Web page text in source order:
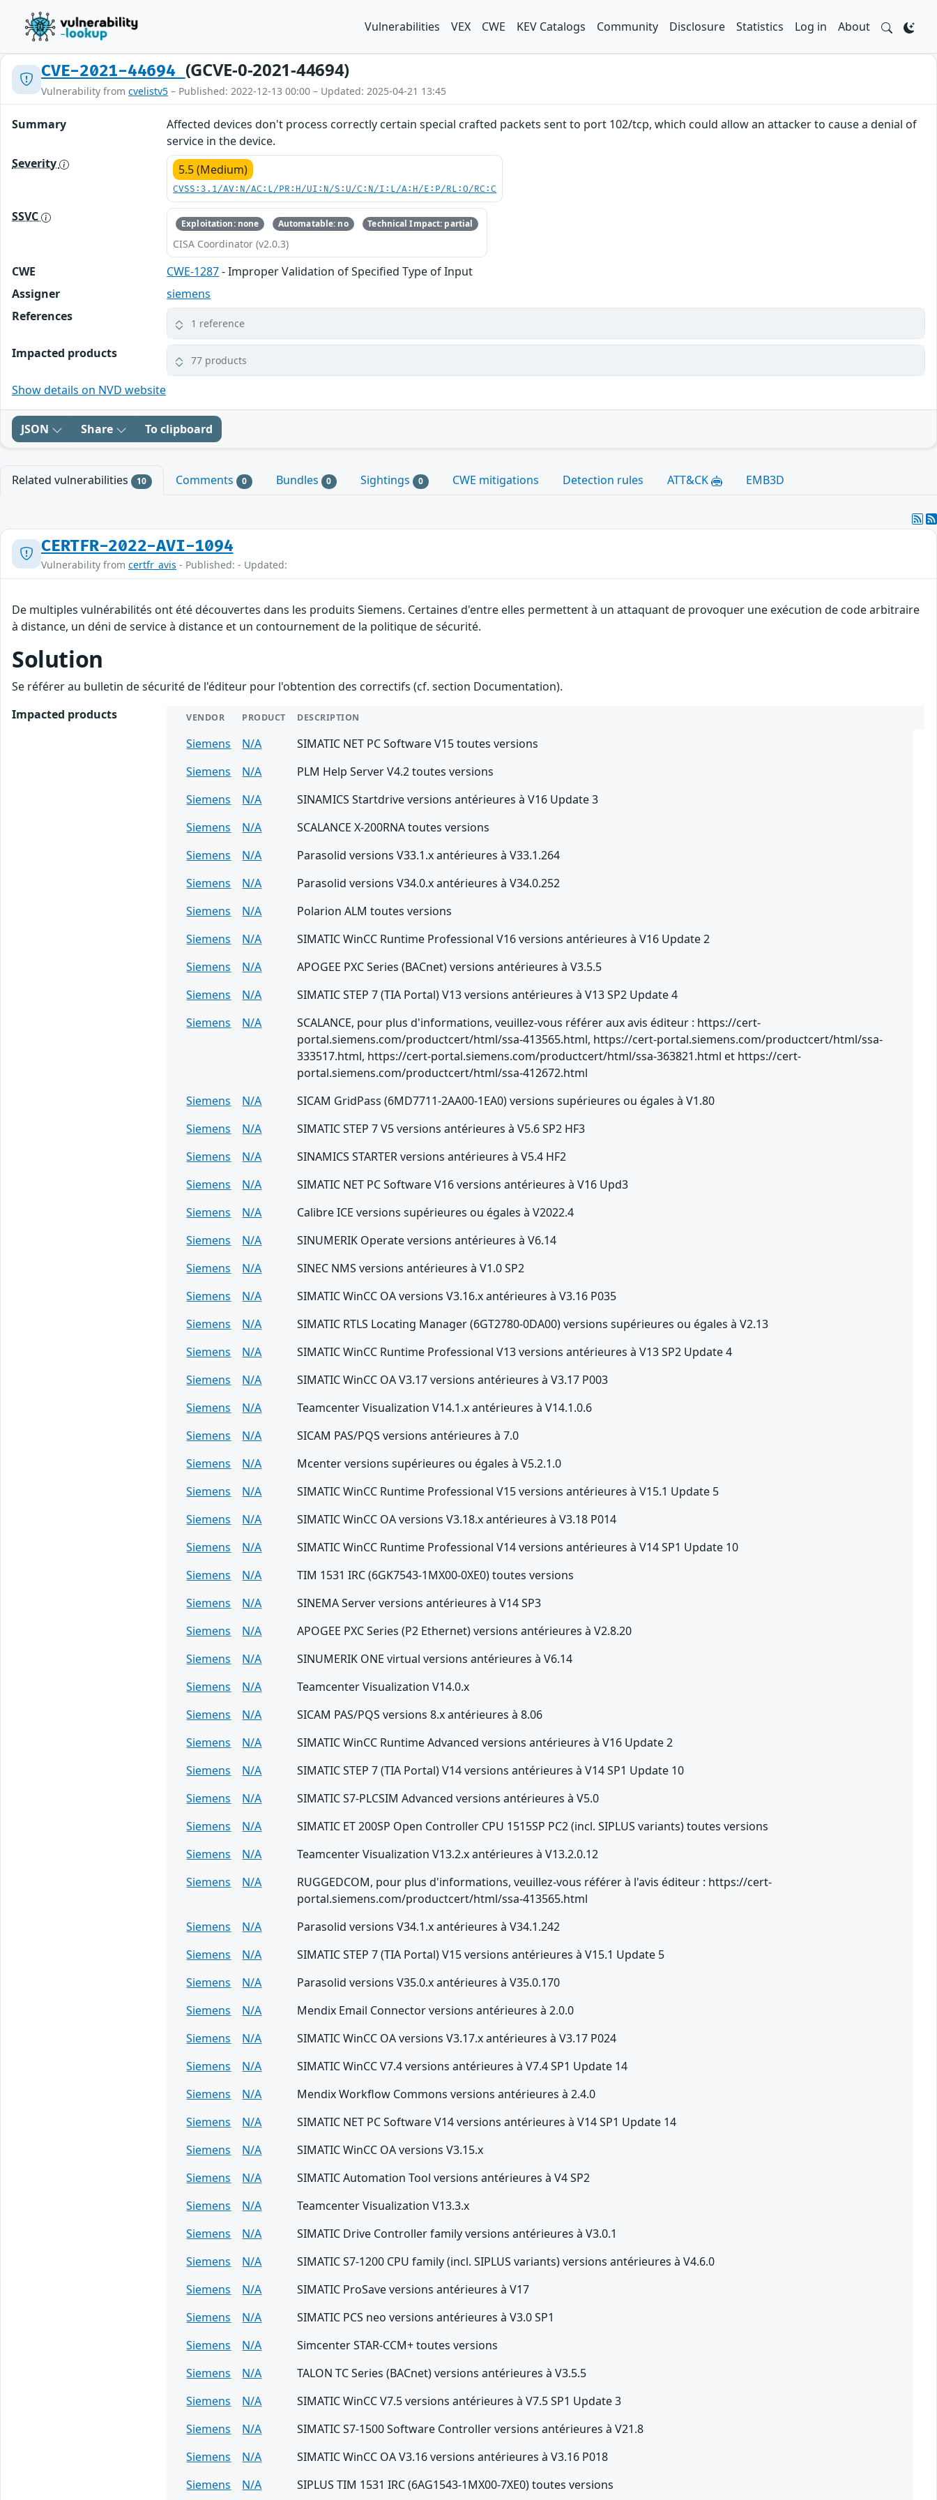
Vulnerabilities VEX CWE KEV Catalogs Community Disclosure Statistics Log in About
CVE-2021-44694 (GCVE-0-2021-44694)
Vulnerability from cvelistv5 – Published: 2022-12-13 00:00 – Updated: 2025-04-21 13:45
Summary
Affected devices don't process correctly certain special crafted packets sent to port 102/tcp, which could allow an attacker to cause a denial of
service in the device.
Severity
5.5 (Medium)
CVSS:3.1/AV:N/AC:L/PR:H/UI:N/S:U/C:N/I:L/A:H/E:P/RL:O/RC:C
SSVC Exploitation: none Automatable: no Technical Impact: partial
CISA Coordinator (v2.0.3)
CWE CWE-1287- Improper Validation of Specified Type of Input
Assigner
siemens
References
1 reference
Impacted products 77 products
Show details on NVD website
JSON Share To clipboard
Related vulnerabilities 10 Comments 0 Bundles 0 Sightings 0 CWE mitigations Detection rules ATT&CK EMB3D
CERTFR-2022-AVI-1094
Vulnerability from certfr_avis - Published: - Updated:
De multiples vulnérabilités ont été découvertes dans les produits Siemens. Certaines d'entre elles permettent à un attaquant de provoquer une exécution de code arbitraire
à distance, un déni de service à distance et un contournement de la politique de sécurité.
Solution
Se référer au bulletin de sécurité de l'éditeur pour l'obtention des correctifs (cf. section Documentation).
Impacted products
VENDOR PRODUCT DESCRIPTION
Siemens N/A
SIMATIC NET PC Software V15 toutes versions
Siemens
N/A
PLM Help Server V4.2 toutes versions
Siemens
N/A
SINAMICS Startdrive versions antérieures à V16 Update 3
Siemens
N/A
SCALANCE X-200RNA toutes versions
Siemens
N/A
Parasolid versions V33.1.x antérieures à V33.1.264
Siemens
N/A
Parasolid versions V34.0.x antérieures à V34.0.252
Siemens
N/A
Polarion ALM toutes versions
Siemens
N/A
SIMATIC WinCC Runtime Professional V16 versions antérieures à V16 Update 2
Siemens
N/A
APOGEE PXC Series (BACnet) versions antérieures à V3.5.5
Siemens
N/A
SIMATIC STEP 7 (TIA Portal) V13 versions antérieures à V13 SP2 Update 4
Siemens
N/A
SCALANCE, pour plus d'informations, veuillez-vous référer aux avis éditeur : https://cert-
portal.siemens.com/productcert/html/ssa-413565.html, https://cert-portal.siemens.com/productcert/html/ssa-
333517.html, https://cert-portal.siemens.com/productcert/html/ssa-363821.html et https://cert-
portal.siemens.com/productcert/html/ssa-412672.html
Siemens
N/A
SICAM GridPass (6MD7711-2AA00-1EA0) versions supérieures ou égales à V1.80
Siemens
N/A
SIMATIC STEP 7 V5 versions antérieures à V5.6 SP2 HF3
Siemens
N/A
SINAMICS STARTER versions antérieures à V5.4 HF2
Siemens
N/A
SIMATIC NET PC Software V16 versions antérieures à V16 Upd3
Siemens
N/A
Calibre ICE versions supérieures ou égales à V2022.4
Siemens
N/A
SINUMERIK Operate versions antérieures à V6.14
Siemens
N/A
SINEC NMS versions antérieures à V1.0 SP2
Siemens
N/A
SIMATIC WinCC OA versions V3.16.x antérieures à V3.16 P035
Siemens
N/A
SIMATIC RTLS Locating Manager (6GT2780-0DA00) versions supérieures ou égales à V2.13
Siemens
N/A
SIMATIC WinCC Runtime Professional V13 versions antérieures à V13 SP2 Update 4
Siemens
N/A
SIMATIC WinCC OA V3.17 versions antérieures à V3.17 P003
Siemens
N/A
Teamcenter Visualization V14.1.x antérieures à V14.1.0.6
Siemens
N/A
SICAM PAS/PQS versions antérieures à 7.0
Siemens
N/A
Mcenter versions supérieures ou égales à V5.2.1.0
Siemens
N/A
SIMATIC WinCC Runtime Professional V15 versions antérieures à V15.1 Update 5
Siemens
N/A
SIMATIC WinCC OA versions V3.18.x antérieures à V3.18 P014
Siemens
N/A
SIMATIC WinCC Runtime Professional V14 versions antérieures à V14 SP1 Update 10
Siemens
N/A
TIM 1531 IRC (6GK7543-1MX00-0XE0) toutes versions
Siemens
N/A
SINEMA Server versions antérieures à V14 SP3
Siemens
N/A
APOGEE PXC Series (P2 Ethernet) versions antérieures à V2.8.20
Siemens
N/A
SINUMERIK ONE virtual versions antérieures à V6.14
Siemens
N/A
Teamcenter Visualization V14.0.x
Siemens
N/A
SICAM PAS/PQS versions 8.x antérieures à 8.06
Siemens
N/A
SIMATIC WinCC Runtime Advanced versions antérieures à V16 Update 2
Siemens
N/A
SIMATIC STEP 7 (TIA Portal) V14 versions antérieures à V14 SP1 Update 10
Siemens
N/A
SIMATIC S7-PLCSIM Advanced versions antérieures à V5.0
Siemens
N/A
SIMATIC ET 200SP Open Controller CPU 1515SP PC2 (incl. SIPLUS variants) toutes versions
Siemens
N/A
Teamcenter Visualization V13.2.x antérieures à V13.2.0.12
Siemens
N/A
RUGGEDCOM, pour plus d'informations, veuillez-vous référer à l'avis éditeur : https://cert-
portal.siemens.com/productcert/html/ssa-413565.html
Siemens
N/A
Parasolid versions V34.1.x antérieures à V34.1.242
Siemens
N/A
SIMATIC STEP 7 (TIA Portal) V15 versions antérieures à V15.1 Update 5
Siemens
N/A
Parasolid versions V35.0.x antérieures à V35.0.170
Siemens
N/A
Mendix Email Connector versions antérieures à 2.0.0
Siemens
N/A
SIMATIC WinCC OA versions V3.17.x antérieures à V3.17 P024
Siemens
N/A
SIMATIC WinCC V7.4 versions antérieures à V7.4 SP1 Update 14
Siemens
N/A
Mendix Workflow Commons versions antérieures à 2.4.0
Siemens
N/A
SIMATIC NET PC Software V14 versions antérieures à V14 SP1 Update 14
Siemens
N/A
SIMATIC WinCC OA versions V3.15.x
Siemens
N/A
SIMATIC Automation Tool versions antérieures à V4 SP2
Siemens
N/A
Teamcenter Visualization V13.3.x
Siemens
N/A
SIMATIC Drive Controller family versions antérieures à V3.0.1
Siemens
N/A
SIMATIC S7-1200 CPU family (incl. SIPLUS variants) versions antérieures à V4.6.0
Siemens
N/A
SIMATIC ProSave versions antérieures à V17
Siemens
N/A
SIMATIC PCS neo versions antérieures à V3.0 SP1
Siemens
N/A
Simcenter STAR-CCM+ toutes versions
Siemens
N/A
TALON TC Series (BACnet) versions antérieures à V3.5.5
Siemens
N/A
SIMATIC WinCC V7.5 versions antérieures à V7.5 SP1 Update 3
Siemens
N/A
SIMATIC S7-1500 Software Controller versions antérieures à V21.8
Siemens
N/A
SIMATIC WinCC OA V3.16 versions antérieures à V3.16 P018
Siemens
N/A SIPLUS TIM 1531 IRC (6AG1543-1MX00-7XE0) toutes versions